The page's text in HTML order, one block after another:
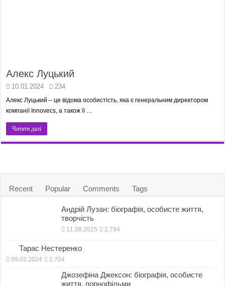
Алекс Луцький
10.01.2024 234
Алекс Луцький – це відома особистість, яка є генеральним директором
компанії Innovecs, а також її …
Читати далі
Recent Popular Comments Tags
Андрій Лузан: біографія, особисте життя,
творчість
11.08.2025 2,794
Тарас Нестеренко
09.03.2024 2,704
Джозефіна Джексон: біографія, особисте
життя, порнофільми